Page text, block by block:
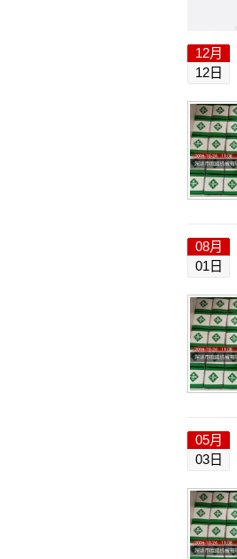
12月
12日
08月
01日
05月
03日